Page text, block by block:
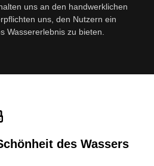
uns an den handwerklichen
uns, den Nutzern ein
Wassererlebnis zu bieten.
des Wassers